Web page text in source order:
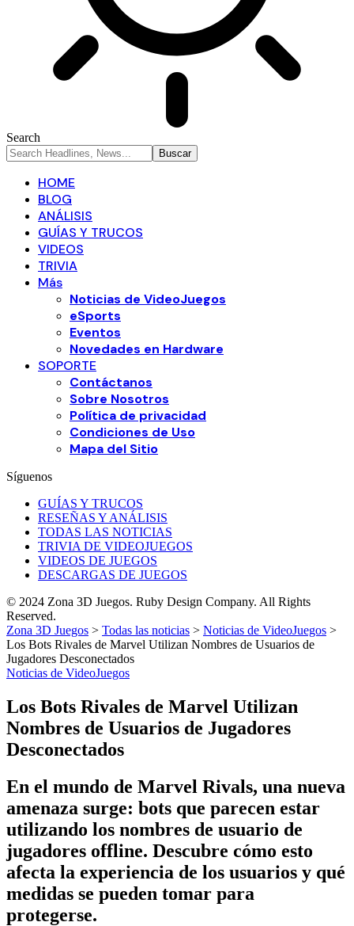
Search
HOME
BLOG
ANÁLISIS
GUÍAS Y TRUCOS
VIDEOS
TRIVIA
Más
Noticias de VideoJuegos
eSports
Eventos
Novedades en Hardware
SOPORTE
Contáctanos
Sobre Nosotros
Política de privacidad
Condiciones de Uso
Mapa del Sitio
Síguenos
GUÍAS Y TRUCOS
RESEÑAS Y ANÁLISIS
TODAS LAS NOTICIAS
TRIVIA DE VIDEOJUEGOS
VIDEOS DE JUEGOS
DESCARGAS DE JUEGOS
© 2024 Zona 3D Juegos. Ruby Design Company. All Rights
Reserved.
Zona 3D Juegos > Todas las noticias > Noticias de VideoJuegos >
Los Bots Rivales de Marvel Utilizan Nombres de Usuarios de
Jugadores Desconectados
Noticias de VideoJuegos
Los Bots Rivales de Marvel Utilizan
Nombres de Usuarios de Jugadores
Desconectados
En el mundo de Marvel Rivals, una nueva
amenaza surge: bots que parecen estar
utilizando los nombres de usuario de
jugadores offline. Descubre cómo esto
afecta la experiencia de los usuarios y qué
medidas se pueden tomar para
protegerse.